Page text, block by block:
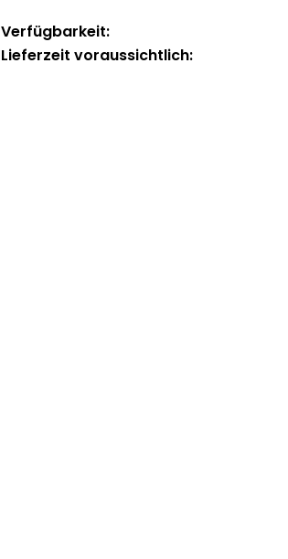
Verfügbarkeit:
Lieferzeit voraussichtlich: